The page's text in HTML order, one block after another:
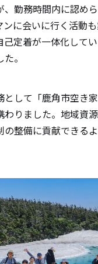
、勤務時間内に認め
ンに会いに行く活動
己定着が一体化して
。
として「鹿角市空き
わりました。地域資
の整備に貢献できる